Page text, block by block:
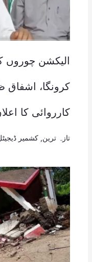
الیکشن چوروں
کرونگا، اشفاق
کارروائی کا
تازہ ترین کشمیر